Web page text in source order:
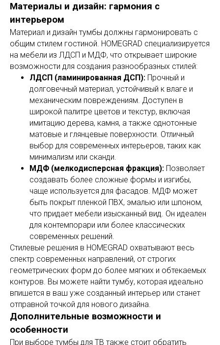
Материалы и дизайн: гармония с
интерьером
Материал и дизайн тумбы должны гармонировать с
общим стилем гостиной. HOMEGRAD специализируется
на мебели из ЛДСП и МДФ, что открывает широкие
возможности для создания разнообразных стилей:
ЛДСП (ламинированная ДСП): Прочный и
долговечный материал, устойчивый к влаге и
механическим повреждениям. Доступен в
широкой палитре цветов и текстур, включая
имитацию дерева, камня, а также однотонные
матовые и глянцевые поверхности. Отличный
выбор для современных интерьеров, таких как
минимализм или сканди.
МДФ (мелкодисперсная фракция): Позволяет
создавать более сложные формы и изгибы,
чаще используется для фасадов. МДФ может
быть покрыт пленкой ПВХ, эмалью или шпоном,
что придает мебели изысканный вид. Он идеален
для контемпорари или более классических
современных решений.
Стилевые решения в HOMEGRAD охватывают весь
спектр современных направлений, от строгих
геометрических форм до более мягких и обтекаемых
контуров. Вы можете найти тумбу, которая идеально
впишется в ваш уже созданный интерьер или станет
отправной точкой для нового дизайна.
Дополнительные возможности и
особенности
При выборе тумбы для ТВ также стоит обратить